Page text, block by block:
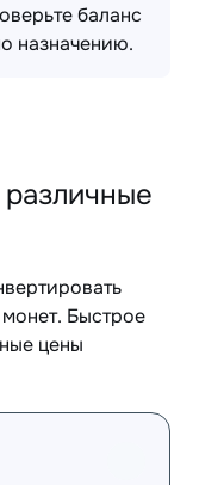
баланс
назначению.
Быстрое
цены